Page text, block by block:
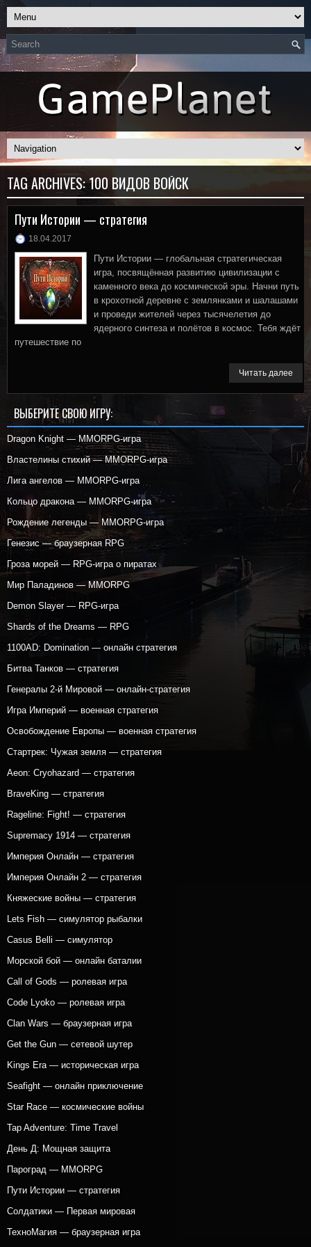
TAG ARCHIVES:100 ВИДОВ ВОЙСК
Пути Истории — стратегия
18.04.2017
Пути Истории — глобальная стратегическая
игра, посвящённая развитию цивилизации с
каменного века до космической эры. Начни путь
в крохотной деревне с землянками и шалашами
и проведи жителей через тысячелетия до
ядерного синтеза и полётов в космос. Тебя ждёт
путешествие по
Читать далее
ВЫБЕРИТЕ СВОЮ ИГРУ:
Dragon Knight — MMORPG-игра
Властелины стихий — MMORPG-игра
Лига ангелов — MMORPG-игра
Кольцо дракона — MMORPG-игра
Рождение легенды — MMORPG-игра
Генезис — браузерная RPG
Гроза морей — RPG-игра о пиратах
Мир Паладинов — MMORPG
Demon Slayer — RPG-игра
Shards of the Dreams — RPG
1100AD: Domination — онлайн стратегия
Битва Танков — стратегия
Генералы 2-й Мировой — онлайн-стратегия
Игра Империй — военная стратегия
Освобождение Европы — военная стратегия
Стартрек: Чужая земля — стратегия
Aeon: Cryohazard — стратегия
BraveKing — стратегия
Rageline: Fight! — стратегия
Supremacy 1914 — стратегия
Империя Онлайн — стратегия
Империя Онлайн 2 — стратегия
Княжеские войны — стратегия
Lets Fish — симулятор рыбалки
Casus Belli — симулятор
Морской бой — онлайн баталии
Call of Gods — ролевая игра
Code Lyoko — ролевая игра
Clan Wars — браузерная игра
Get the Gun — сетевой шутер
Kings Era — историческая игра
Seafight — онлайн приключение
Star Race — космические войны
Tap Adventure: Time Travel
День Д: Мощная защита
Пароград — MMORPG
Пути Истории — стратегия
Солдатики — Первая мировая
ТехноМагия — браузерная игра